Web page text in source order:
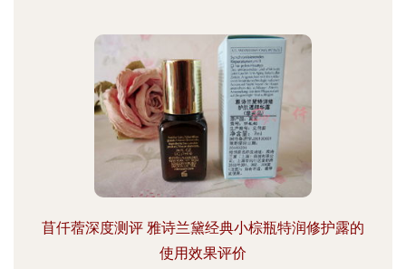
苜仟蓿深度测评 雅诗兰黛经典小棕瓶特润修护露的
使用效果评价